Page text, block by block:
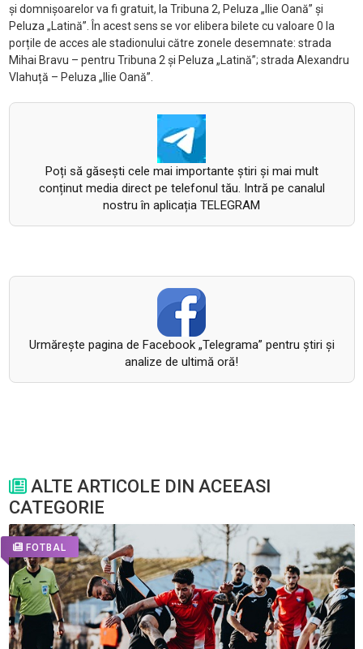
și domnișoarelor va fi gratuit, la Tribuna 2, Peluza „Ilie Oană” și
Peluza „Latină”. În acest sens se vor elibera bilete cu valoare 0 la
porțile de acces ale stadionului către zonele desemnate: strada
Mihai Bravu – pentru Tribuna 2 și Peluza „Latină”; strada Alexandru
Vlahuță – Peluza „Ilie Oană”.
Poți să găsești cele mai importante știri și mai mult
conținut media direct pe telefonul tău. Intră pe canalul
nostru în aplicația TELEGRAM
Urmăreşte pagina de Facebook „Telegrama” pentru ştiri şi
analize de ultimă oră!
ALTE ARTICOLE DIN ACEEASI
CATEGORIE
FOTBAL